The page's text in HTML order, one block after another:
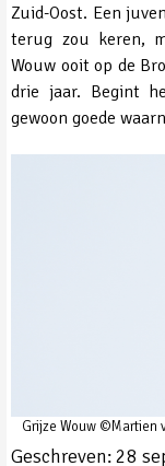
Zuid-Oost. Een
terug zou keren,
Wouw ooit op de
drie jaar. Begint
gewoon goede
Grijze Wouw ©Martien
Geschreven: 28